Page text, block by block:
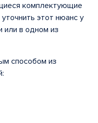
комплектующие
этот нюанс у
или в одном из
способом из